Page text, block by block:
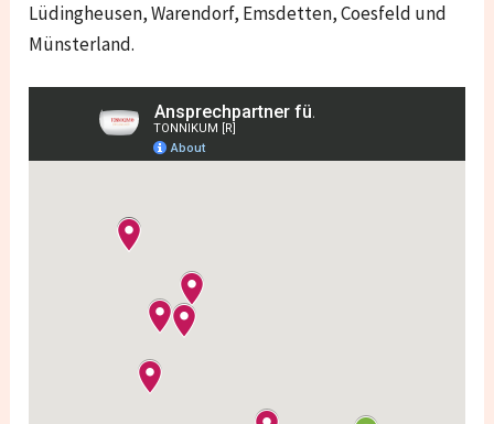
Lüdingheusen, Warendorf, Emsdetten, Coesfeld und
Münsterland.